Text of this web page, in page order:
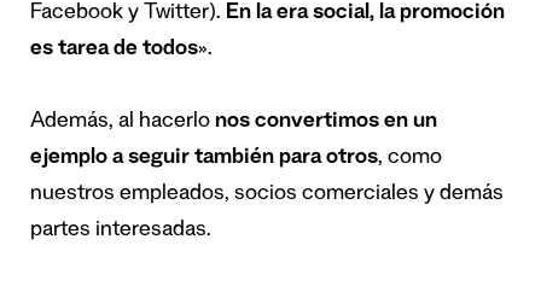
Facebook y Twitter). En la era social, la promoción
es tarea de todos».
Además, al hacerlo nos convertimos en un
ejemplo a seguir también para otros, como
nuestros empleados, socios comerciales y demás
partes interesadas.